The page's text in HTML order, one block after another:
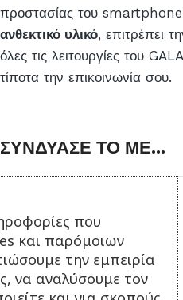
προστασίας του
ανθεκτικό υλικό, επιτρέπει
όλες τις λειτουργίες του
τίποτα την επικοινωνία σου.
ΣΥΝΔΥΑΣΕ ΤΟ ΜΕ...
που
και παρόμοιων
την εμπειρία
να αναλύσουμε τον